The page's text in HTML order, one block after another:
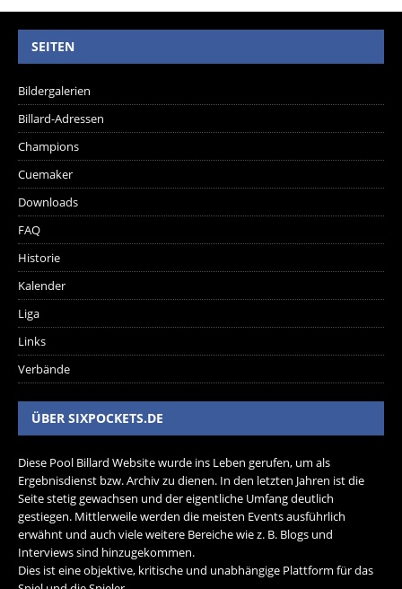
SEITEN
Bildergalerien
Billard-Adressen
Champions
Cuemaker
Downloads
FAQ
Historie
Kalender
Liga
Links
Verbände
ÜBER SIXPOCKETS.DE
Diese Pool Billard Website wurde ins Leben gerufen, um als
Ergebnisdienst bzw. Archiv zu dienen. In den letzten Jahren ist die
Seite stetig gewachsen und der eigentliche Umfang deutlich
gestiegen. Mittlerweile werden die meisten Events ausführlich
erwähnt und auch viele weitere Bereiche wie z. B. Blogs und
Interviews sind hinzugekommen.
Dies ist eine objektive, kritische und unabhängige Plattform für das